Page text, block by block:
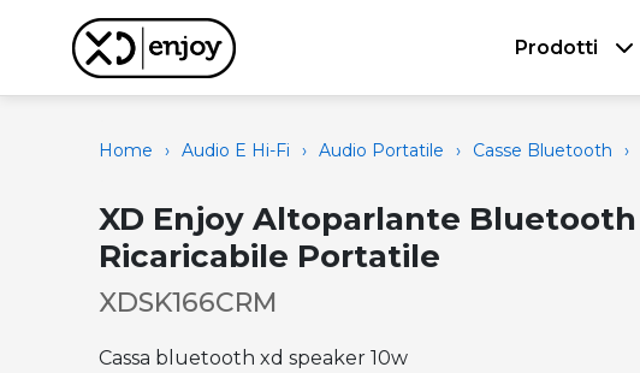
Prodotti
Home › Audio E Hi-Fi › Audio Portatile › Casse Bluetooth ›
XD Enjoy Altoparlante Bluetooth
Ricaricabile Portatile
XDSK166CRM
Cassa bluetooth xd speaker 10w